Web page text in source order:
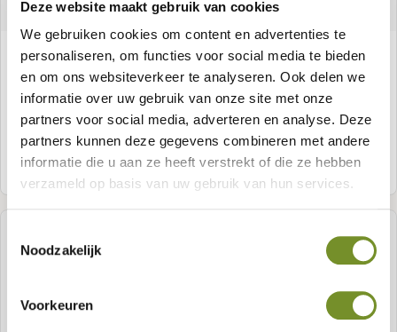
Deze website maakt gebruik van cookies
We gebruiken cookies om content en advertenties te
personaliseren, om functies voor social media te bieden
en om ons websiteverkeer te analyseren. Ook delen we
informatie over uw gebruik van onze site met onze
partners voor social media, adverteren en analyse. Deze
partners kunnen deze gegevens combineren met andere
informatie die u aan ze heeft verstrekt of die ze hebben
verzameld op basis van uw gebruik van hun services.
Noodzakelijk
Voorkeuren
Dampfdurchlässige Folie 120 g/m²
Artikelnummer: P020513
Meer informatie